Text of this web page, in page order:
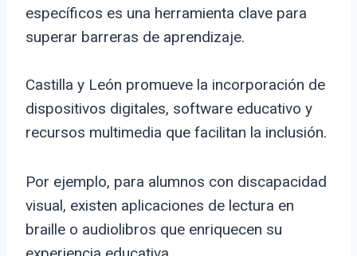
específicos es una herramienta clave para
superar barreras de aprendizaje.
Castilla y León promueve la incorporación de
dispositivos digitales, software educativo y
recursos multimedia que facilitan la inclusión.
Por ejemplo, para alumnos con discapacidad
visual, existen aplicaciones de lectura en
braille o audiolibros que enriquecen su